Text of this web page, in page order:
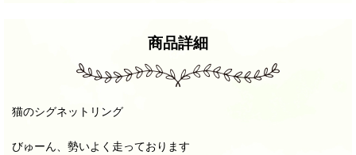
商品詳細
猫のシグネットリング
びゅーん、勢いよく走っております